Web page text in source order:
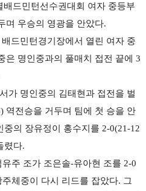
드민턴선수권대회 여자 중등부
며 우승의 영광을 안았다.
드민턴경기장에서 열린 여자 중
은 명인중과의 풀매치 접전 끝에 3
가 명인중의 김태현과 접전을 벌
역전승을 거두며 팀에 첫 승을 안
중의 장유정이 홍수지를 2-0(21-12
렸다.
유주 조가 조은솔-유아현 조를 2-0
체중이 다시 리드를 잡았다. 그